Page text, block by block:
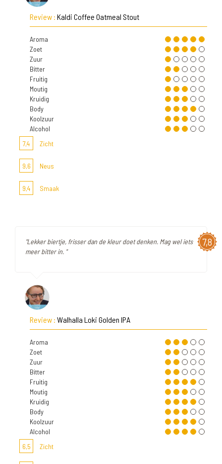
Review : Kaldi Coffee Oatmeal Stout
Aroma
Zoet
Zuur
Bitter
Fruitig
Moutig
Kruidig
Body
Koolzuur
Alcohol
7,4
Zicht
9,6 Neus
9,4 Smaak
7,8
"Lekker biertje, frisser dan de kleur doet denken. Mag wel iets
meer bitter in. "
Review : Walhalla Loki Golden IPA
Aroma
Zoet
Zuur
Bitter
Fruitig
Moutig
Kruidig
Body
Koolzuur
Alcohol
6,5
Zicht